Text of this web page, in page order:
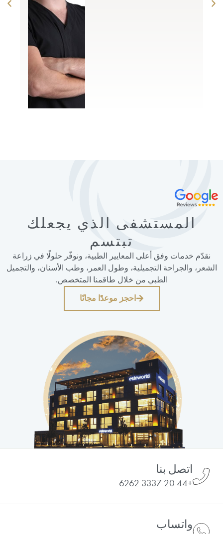
المستشفى الذي يجعلك
تبتسم
نقدّم خدمات وفق أعلى المعايير الطبية، ونوفّر حلولًا في زراعة
الشعر، والجراحة التجميلية، وطول العمر، وطب الأسنان، والتجميل
الطبي من خلال طاقمنا المتخصص.
احجز موعدًا مجانًا
اتصل بنا
+44 20 3337 6262
واتساب